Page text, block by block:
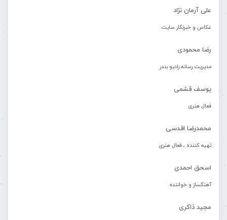
علی آرمان نژاد
عکاس و خبرنگار سایت
رضا محمودی
مدیریت رسانه رادیو بندر
یوسف قشمی
فعال هنری
محمدرضا اقدسی
تهیه کننده ، فعال هنری
اسحق احمدی
آهنگساز و خواننده
مجید ذاکری